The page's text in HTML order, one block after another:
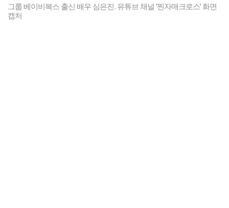
그룹 베이비복스 출신 배우 심은진. 유튜브 채널 '찐자매크로스' 화면
캡처